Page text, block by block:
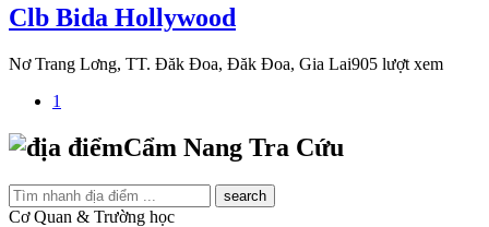
Clb Bida Hollywood
Nơ Trang Lơng, TT. Đăk Đoa, Đăk Đoa, Gia Lai905 lượt xem
1
Cẩm Nang Tra Cứu
search
Cơ Quan & Trường học